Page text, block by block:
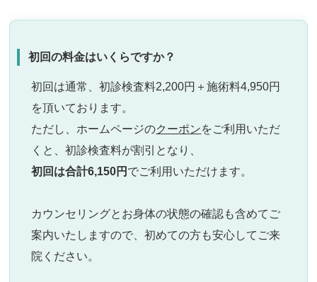
初回の料金はいくらですか？
初回は通常、初診検査料2,200円＋施術料4,950円
を頂いております。
ただし、ホームページのクーポンをご利用いただ
くと、初診検査料が割引となり、
初回は合計6,150円 でご利用いただけます。
カウンセリングとお身体の状態の確認も含めてご
案内いたしますので、初めての方も安心してご来
院ください。